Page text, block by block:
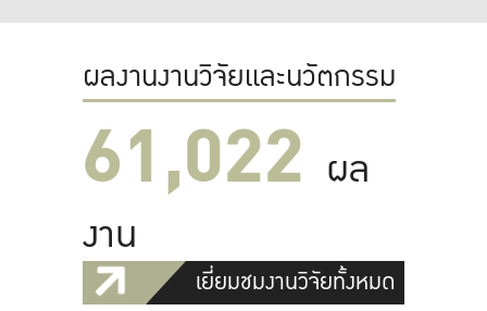
ผลงานงานวิจัยและนวัตกรรม
61,022 ผล
งาน
เยี่ยมชมงานวิจัยทั้งหมด